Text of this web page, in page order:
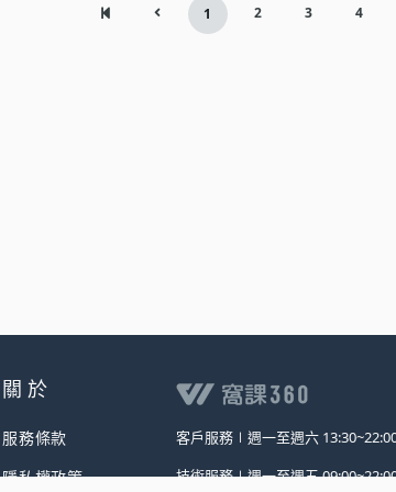
1 2 3 4
關 於
服務條款
隱私權政策
客戶服務∣ 週一至週六
技術服務∣週一至週五